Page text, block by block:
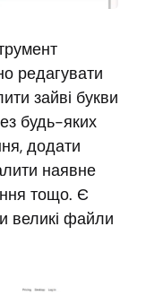
редагувати
зайві букви
будь-яких
додати
наявне
тощо. Є
великі файли